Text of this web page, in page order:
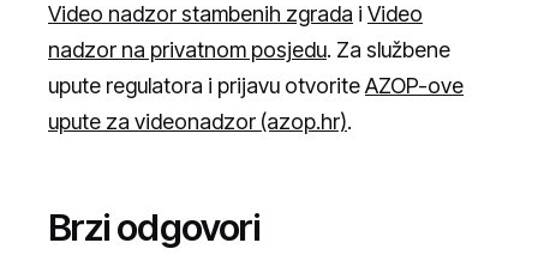
Video nadzor stambenih zgrada i Video
nadzor na privatnom posjedu. Za službene
upute regulatora i prijavu otvoriteAZOP-ove
upute za videonadzor (azop.hr).
Brzi odgovori